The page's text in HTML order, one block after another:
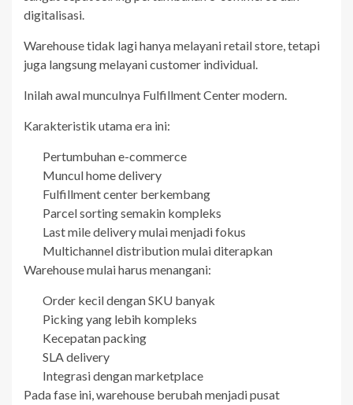
digitalisasi.
Warehouse tidak lagi hanya melayani retail store, tetapi
juga langsung melayani customer individual.
Inilah awal munculnya Fulfillment Center modern.
Karakteristik utama era ini:
Pertumbuhan e-commerce
Muncul home delivery
Fulfillment center berkembang
Parcel sorting semakin kompleks
Last mile delivery mulai menjadi fokus
Multichannel distribution mulai diterapkan
Warehouse mulai harus menangani:
Order kecil dengan SKU banyak
Picking yang lebih kompleks
Kecepatan packing
SLA delivery
Integrasi dengan marketplace
Pada fase ini, warehouse berubah menjadi pusat